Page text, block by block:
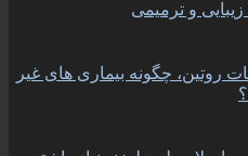
و ترمیمی
روتین، چگونه بیماری های غیر